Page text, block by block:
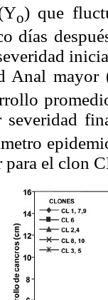
o) que
días
Anal mayor
severidad
para el clon